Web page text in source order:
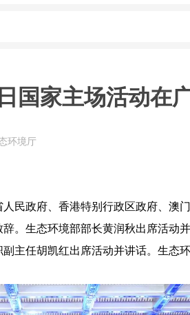
国家主场活动在
环境厅
民政府、香港特别行政区政府、澳
。生态环境部部长黄润秋出席活动
主任胡凯红出席活动并讲话。生态